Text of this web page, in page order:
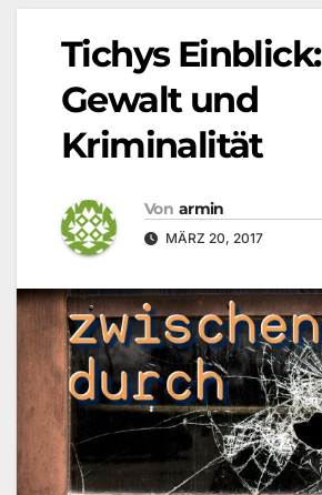
Tichys Einblick:
Gewalt und
Kriminalität
Von armin
MÄRZ 20, 2017